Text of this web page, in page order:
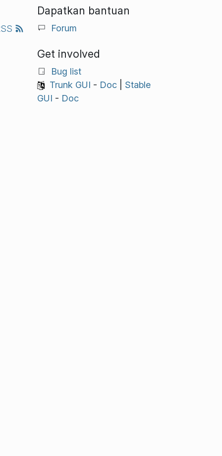
Dapatkan bantuan
Forum
Get involved
Bug list
Trunk GUI - Doc| Stable
GUI - Doc